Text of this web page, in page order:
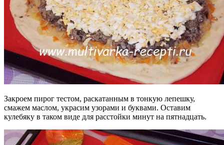
Закроем пирог тестом, раскатанным в тонкую лепешку,
смажем маслом, украсим узорами и буквами. Оставим
кулебяку в таком виде для расстойки минут на пятнадцать.